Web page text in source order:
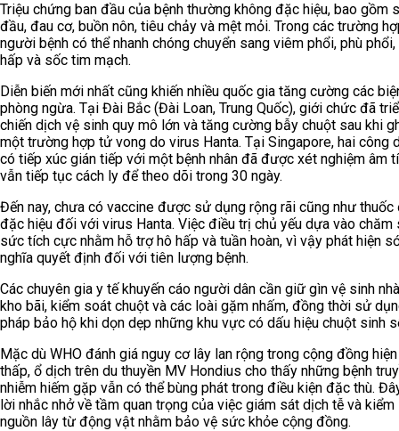
Triệu chứng ban đầu của bệnh thường không đặc hiệu, bao gồm
đầu, đau cơ, buồn nôn, tiêu chảy và mệt mỏi. Trong các trường
người bệnh có thể nhanh chóng chuyển sang viêm phổi, phù
hấp và sốc tim mạch.
Diễn biến mới nhất cũng khiến nhiều quốc gia tăng cường các
phòng ngừa. Tại Đài Bắc (Đài Loan, Trung Quốc), giới chức đã
chiến dịch vệ sinh quy mô lớn và tăng cường bẫy chuột sau khi
một trường hợp tử vong do virus Hanta. Tại Singapore, hai công
có tiếp xúc gián tiếp với một bệnh nhân đã được xét nghiệm âm
vẫn tiếp tục cách ly để theo dõi trong 30 ngày.
Đến nay, chưa có vaccine được sử dụng rộng rãi cũng như thuốc
đặc hiệu đối với virus Hanta. Việc điều trị chủ yếu dựa vào chăm
sức tích cực nhằm hỗ trợ hô hấp và tuần hoàn, vì vậy phát hiện
nghĩa quyết định đối với tiên lượng bệnh.
Các chuyên gia y tế khuyến cáo người dân cần giữ gìn vệ sinh
kho bãi, kiểm soát chuột và các loài gặm nhấm, đồng thời sử
pháp bảo hộ khi dọn dẹp những khu vực có dấu hiệu chuột sinh
Mặc dù WHO đánh giá nguy cơ lây lan rộng trong cộng đồng
thấp, ổ dịch trên du thuyền MV Hondius cho thấy những bệnh
nhiễm hiếm gặp vẫn có thể bùng phát trong điều kiện đặc thù.
lời nhắc nhở về tầm quan trọng của việc giám sát dịch tễ và
nguồn lây từ động vật nhằm bảo vệ sức khỏe cộng đồng.